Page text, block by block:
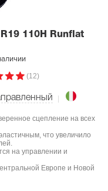
110H Runflat
(12)
сцепление на всех
что увеличило
на управлении и
Европе и Новой